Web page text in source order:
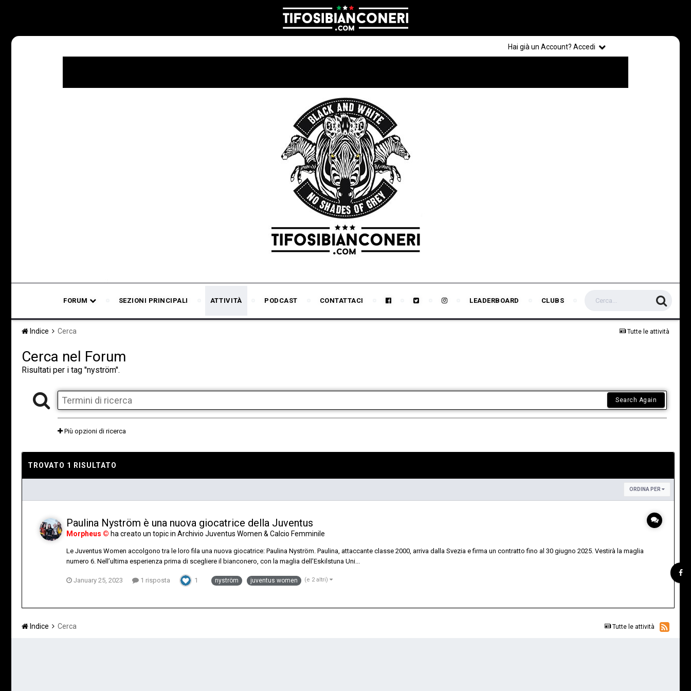
Hai già un Account? Accedi
FORUM SEZIONI PRINCIPALI ATTIVITÀ PODCAST CONTATTACI LEADERBOARD CLUBS
Tutte le attività
Indice Cerca
Cerca nel Forum
Risultati per i tag ''nyström''.
Search Again
Più opzioni di ricerca
TROVATO 1 RISULTATO
ORDINA PER
Paulina Nyström è una nuova giocatrice della Juventus
Morpheus © ha creato un topic in Archivio Juventus Women & Calcio Femminile
Le Juventus Women accolgono tra le loro fila una nuova giocatrice: Paulina Nyström. Paulina, attaccante classe 2000, arriva dalla Svezia e firma un contratto fino al 30 giugno 2025. Vestirà la maglia
numero 6. Nell’ultima esperienza prima di scegliere il bianconero, con la maglia dell’Eskilstuna Uni...
January 25, 2023 1 risposta 1 nyström juventus women (e 2 altri)
Tutte le attività
Indice Cerca